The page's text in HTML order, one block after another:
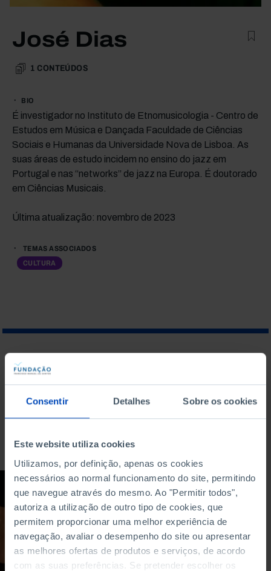
Consentir Detalhes Sobre os cookies
Este website utiliza cookies
Utilizamos, por definição, apenas os cookies
necessários ao normal funcionamento do site, permitindo
que navegue através do mesmo. Ao "Permitir todos",
autoriza a utilização de outro tipo de cookies, que
permitem proporcionar uma melhor experiência de
navegação, avaliar o desempenho do site ou apresentar
as melhores ofertas de produtos e serviços, de acordo
com as suas preferências. Se pretender escolher os
José Dias
1 CONTEÚDOS
BIO
É investigador no Instituto de Etnomusicologia - Centro de
Estudos em Música e Dançada Faculdade de Ciências
Sociais e Humanas da Universidade Nova de Lisboa. As
suas áreas de estudo incidem no ensino do jazz em
Portugal e nas “networks” de jazz na Europa. É doutorado
em Ciências Musicais.
Última atualização: novembro de 2023
TEMAS ASSOCIADOS
CULTURA
As múltiplas
periferalidades do
jazz português no
contexto europeu
atual